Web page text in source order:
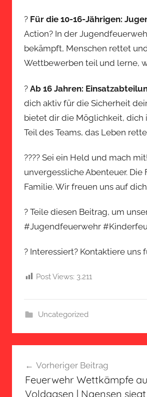
? Für die 10-16-Jährigen:
Action? In der
bekämpft, Menschen rettet
Wettbewerben teil und lerne,
? Ab 16 Jahren:
dich aktiv für die Sicherheit
bietet dir die Möglichkeit, dich
Teil des Teams, das Leben
?‍??‍? Sei ein Held und mach
unvergessliche Abenteuer.
Familie. Wir freuen uns auf
? Teile diesen Beitrag, um
#Jugendfeuerwehr
? Interessiert? Kontaktiere uns
Post Views: 3.211
Uncategorized
Vorheriger Beitrag
Feuerwehr Wettkämpfe
Voldagsen | Naensen siegt